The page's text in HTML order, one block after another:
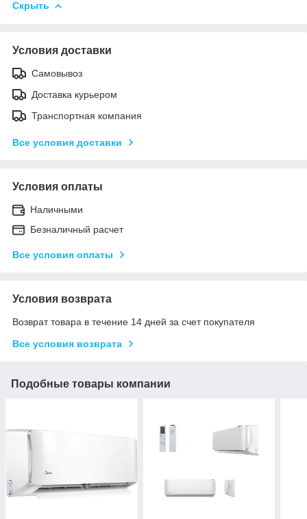
Скрыть
Условия доставки
Самовывоз
Доставка курьером
Транспортная компания
Все условия доставки
Условия оплаты
Наличными
Безналичный расчет
Все условия оплаты
Условия возврата
Возврат товара в течение 14 дней за счет покупателя
Все условия возврата
Подобные товары компании